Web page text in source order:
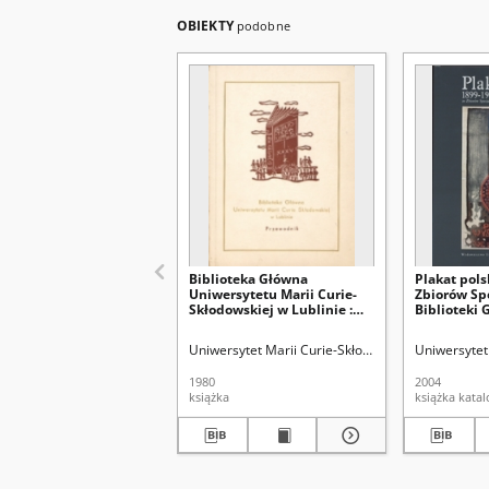
OBIEKTY podobne
Biblioteka Główna
Uniwersytetu Marii Curie-
Skłodowskiej w Lublinie :
Uniwersytet Marii Curie-Skłodowskiej (Lublin).
1980
książka
Plakat
Zbiorów
Biblioteki
listopad-
2004